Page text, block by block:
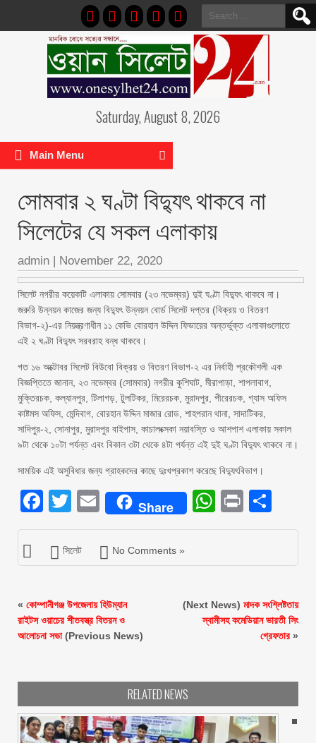
Search
for:
Saturday, August 8, 2026
Main Menu
সোমবার ২ ঘণ্টা বিদ্যুৎ থাকবে না
সিলেটের যে সকল এলাকায়
admin | November 22, 2020
সিলেট নগরীর কয়েকটি এলাকায় সোমবার (২৩ নভেম্বর) দুই ঘণ্টা বিদ্যুৎ থাকবে না।
জরুরি উন্নয়ন কাজের জন্য বিদ্যুৎ উন্নয়ন বোর্ড সিলেট দপ্তর (বিক্রয় ও বিতরণ
বিভাগ-২)-এর নিয়ন্ত্রণাধীন ১১ কেভি বোরহান উদ্দিন ফিডারের অন্তর্ভুক্ত এলাকাগুলোতে
এই ২ ঘণ্টা বিদ্যুৎ সরবরাহ বন্ধ থাকবে।
গত ১৬ অক্টোবর সিলেট বিউবো বিক্রয় ও বিতরণ বিভাগ-২ এর নির্বাহী প্রকৌশলী এক
বিজ্ঞপ্তিতে জানান, ২৩ নভেম্বর (সোমবার) নগরীর কুশিঘাট, মীরাপাড়া, শাপলাবাগ,
মুক্তিরচক, কল্যানপুর, টিলাগড়, টুলটিকর, মিরেরচক, মুরাদপুর, পীরেরচক, গ্যাস অফিস
কাষ্টমস অফিস, মেন্দিবাগ, বোরহান উদ্দিন মাজার রোড, শাহপরান থানা, সাদাটিকর,
সাদিপুর-২, সোনাপুর, মুরাদপুর বাইপাস, কাচালংক্সকা নয়াবস্তি ও আশপাশ এলাকায় সকাল
৯টা থেকে ১০টা পর্যন্ত এবং বিকাল ৩টা থেকে ৪টা পর্যন্ত এই দুই ঘণ্টা বিদ্যুৎ থাকবে না।
সাময়িক এই অসুবিধার জন্য গ্রাহকদের কাছে দুঃখপ্রকাশ করেছে বিদ্যুৎবিভাগ।
Facebook
Twitter
EmailShare Print
সিলেট No Comments »
« কোম্পানীগঞ্জ উপজেলায় হিউম্যান
রাইটস ওয়াচের শীতবস্ত্র বিতরন ও
আলোচনা সভা(Previous News)
(Next News) মাদক সংশ্লিষ্টতায়
স্বামীসহ কমেডিয়ান ভারতী সিং
গ্রেফতার»
RELATED NEWS